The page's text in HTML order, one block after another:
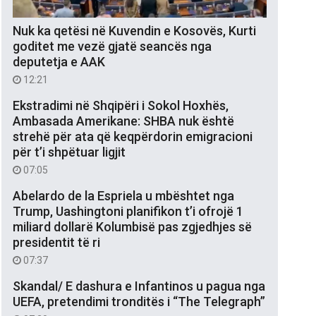
Nuk ka qetësi në Kuvendin e Kosovës, Kurti
goditet me vezë gjatë seancës nga
deputetja e AAK
12:21
Ekstradimi në Shqipëri i Sokol Hoxhës,
Ambasada Amerikane: SHBA nuk është
strehë për ata që keqpërdorin emigracioni
për t’i shpëtuar ligjit
07:05
Abelardo de la Espriela u mbështet nga
Trump, Uashingtoni planifikon t’i ofrojë 1
miliard dollarë Kolumbisë pas zgjedhjes së
presidentit të ri
07:37
Skandal/ E dashura e Infantinos u pagua nga
UEFA, pretendimi tronditës i “The Telegraph”